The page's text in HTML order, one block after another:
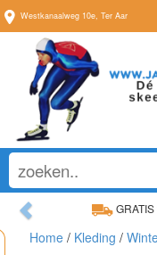
Westkanaalweg 10e, Ter Aar
GRATIS
Ruim
Previous
Home / Kleding /